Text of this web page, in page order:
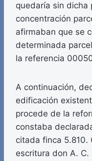
quedaría sin dicha
concentración
afirmaban que se
determinada
la referencia
A continuación,
edificación
procede de la
constaba
citada finca 5.810.
escritura don A. C.